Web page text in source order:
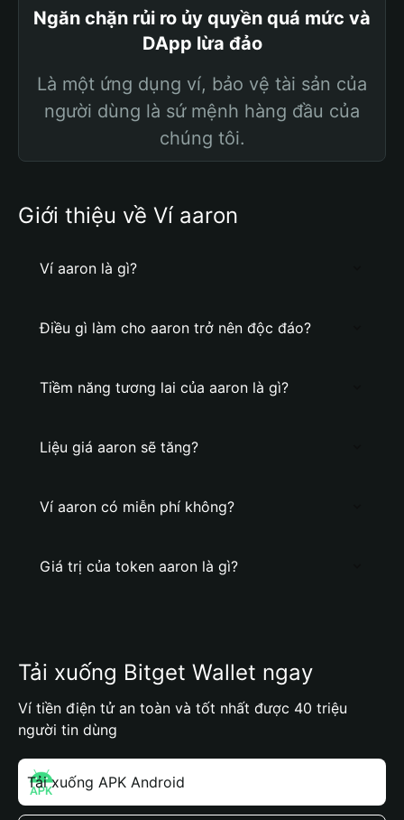
Ngăn chặn rủi ro ủy quyền quá mức và
DApp lừa đảo
Là một ứng dụng ví, bảo vệ tài sản của
người dùng là sứ mệnh hàng đầu của
chúng tôi.
Giới thiệu về Ví aaron
Ví aaron là gì?
Điều gì làm cho aaron trở nên độc đáo?
Tiềm năng tương lai của aaron là gì?
Liệu giá aaron sẽ tăng?
Ví aaron có miễn phí không?
Giá trị của token aaron là gì?
Tải xuống Bitget Wallet ngay
Ví tiền điện tử an toàn và tốt nhất được 40 triệu
người tin dùng
Tải xuống APK Android